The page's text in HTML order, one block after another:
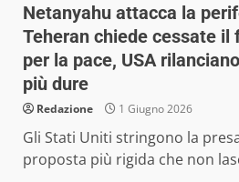
Netanyahu attacca la
Teheran chiede cessate il
per la pace, USA
più dure
Redazione 1 Giugno 2026
Gli Stati Uniti stringono la
proposta più rigida che non